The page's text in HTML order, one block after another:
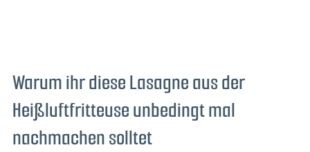
Warum ihr diese Lasagne aus der
Heißluftfritteuse unbedingt mal
nachmachen solltet